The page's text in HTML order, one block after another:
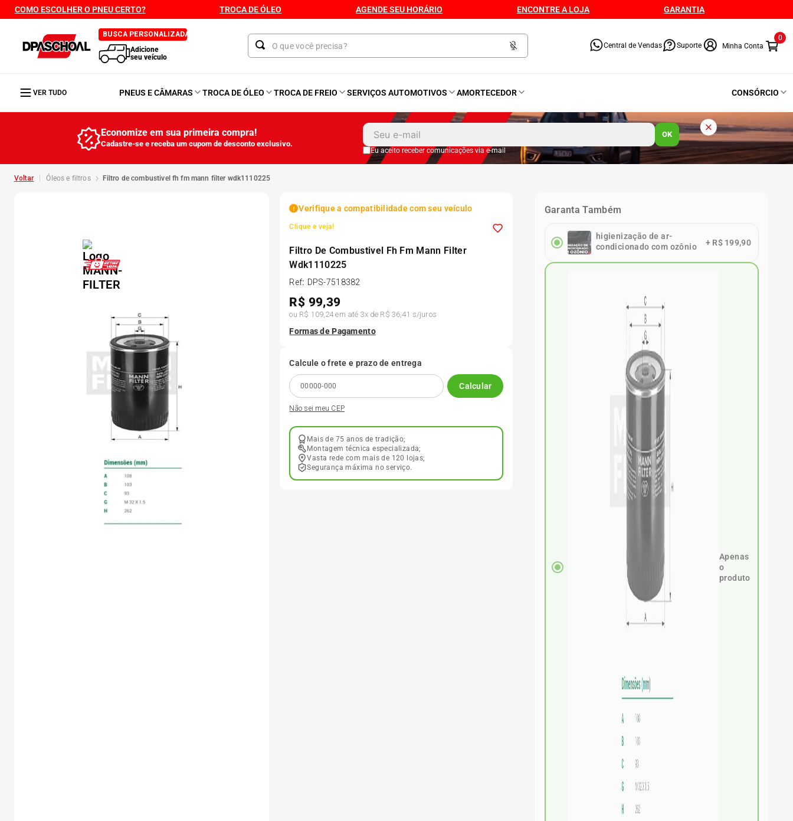
COMO ESCOLHER O PNEU CERTO? TROCA DE ÓLEO AGENDE SEU HORÁRIO ENCONTRE A LOJA GARANTIA
BUSCA PERSONALIZADA
Adicione
seu veículo
Central de Vendas Suporte
0
VER TUDO PNEUS E CÂMARAS TROCA DE ÓLEO TROCA DE FREIO SERVIÇOS AUTOMOTIVOS AMORTECEDOR CONSÓRCIO
Economize em sua primeira compra!
Cadastre-se e receba um cupom de desconto exclusivo.
OK
Eu aceito receber comunicações via e-mail
óleos e filtros filtro de combustivel fh fm mann filter wdk1110225
Verifique a compatibilidade com seu veículo
Clique e veja!
Filtro De Combustivel Fh Fm Mann Filter
Wdk1110225
Ref: DPS-7518382
R$ 99,39
ou R$ 109,24em até 3x de R$ 36,41 s/juros
Formas de Pagamento
Calcule o frete e prazo de entrega
Calcular
Não sei meu CEP
Mais de 75 anos de tradição;
Montagem técnica especializada;
Vasta rede com mais de 120 lojas;
Segurança máxima no serviço.
Garanta Também
higienização de ar-
condicionado com ozônio
+ R$ 199,90
Apenas
o
produto
1º Kit 4 Pneu
2º Kit Pneu
3º
175 70r14
185 60r15
205 55r16
Pneu
175 65 14